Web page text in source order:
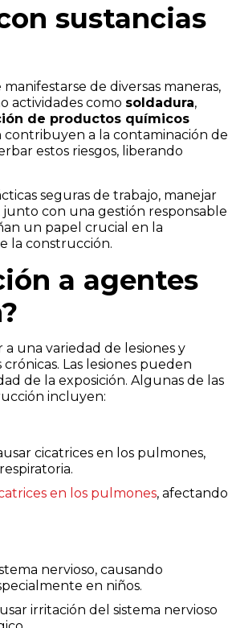
sustancias
de diversas maneras,
actividades como soldadura,
de productos químicos
a la contaminación del
estos riesgos, liberando
seguras de trabajo, manejar
con una gestión responsable
un papel crucial en la
la construcción.
a agentes
una variedad de lesiones y
Las lesiones pueden
de la exposición. Algunas de las
incluyen:
cicatrices en los pulmones,
en los pulmones, afectando
nervioso, causando
en niños.
irritación del sistema nervioso